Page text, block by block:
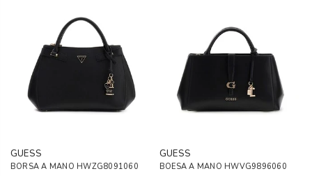
GUESS
BORSA A MANO HWZG8091060
GUESS
BOESA A MANO HWVG9896060